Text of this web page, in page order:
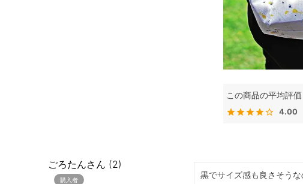
4.00
ごろたん
2
購入者 黒でサイズ感も良さそう